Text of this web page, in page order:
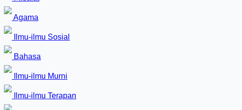
Agama
Ilmu-ilmu Sosial
Bahasa
Ilmu-ilmu Murni
Ilmu-ilmu Terapan